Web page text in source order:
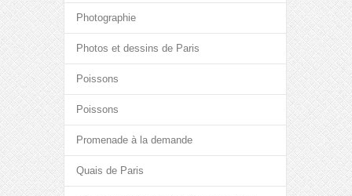
Photographie
Photos et dessins de Paris
Poissons
Poissons
Promenade à la demande
Quais de Paris